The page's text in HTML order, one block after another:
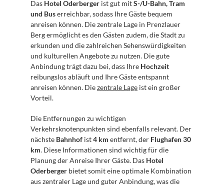
Das Hotel Oderberger ist gut mit S-/U-Bahn, Tram
und Bus erreichbar, sodass Ihre Gäste bequem
anreisen können. Die zentrale Lage in Prenzlauer
Berg ermöglicht es den Gästen zudem, die Stadt zu
erkunden und die zahlreichen Sehenswürdigkeiten
und kulturellen Angebote zu nutzen. Die gute
Anbindung trägt dazu bei, dass Ihre Hochzeit
reibungslos abläuft und Ihre Gäste entspannt
anreisen können. Die zentrale Lage ist ein großer
Vorteil.
Die Entfernungen zu wichtigen
Verkehrsknotenpunkten sind ebenfalls relevant. Der
nächste Bahnhof ist 4 km entfernt, der Flughafen 30
km. Diese Informationen sind wichtig für die
Planung der Anreise Ihrer Gäste. Das Hotel
Oderberger bietet somit eine optimale Kombination
aus zentraler Lage und guter Anbindung, was die